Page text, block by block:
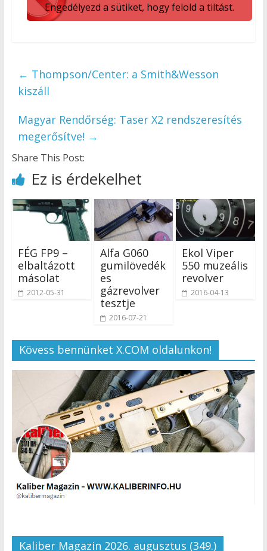
Engedélyezd a sütiket, hogy felold a tiltást.
← Thompson/Center: a Smith&Wesson
kiszáll
Magyar Rendőrség: Taser X2 rendszeresítés
megerősítve! →
Share This Post:
Ez is érdekelhet
FÉG FP9 –
elbaltázott
másolat
2012-05-31
Alfa G060
gumilövedék
es
gázrevolver
tesztje
2016-07-21
Ekol Viper
550 muzeális
revolver
2016-04-13
Kövess bennünket X.COM oldalunkon!
Kaliber Magazin 2026. augusztus (349.)